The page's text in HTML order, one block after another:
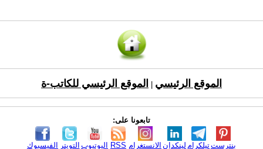
الموقع الرئيسي الموقع الرئيسي للكاتب-ة
تابعونا على:
الفيسبوك التويتر اليوتيوب RSS الانستغرام لينكدإن تيلكرامبنترست